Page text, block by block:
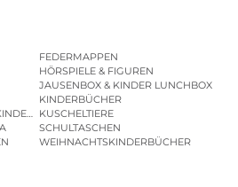
FEDERMAPPEN
HÖRSPIELE & FIGUREN
JAUSENBOX & KINDER LUNCHBOX
KINDERBÜCHER
| KINDERGARTENBEUTEL
KUSCHELTIERE
SCHULTASCHEN
WEIHNACHTSKINDERBÜCHER